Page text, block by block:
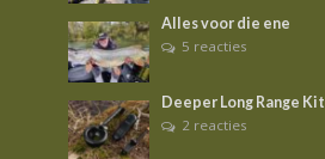
Alles voor die ene
5 reacties
Deeper Long Range Kit
2 reacties